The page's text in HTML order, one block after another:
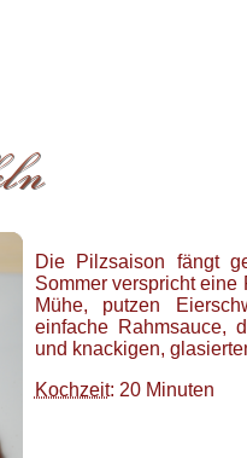
Die Pilzsaison fängt
Sommer verspricht
Mühe, putzen
einfache Rahmsauce,
und knackigen,
Kochzeit: 20 Minuten